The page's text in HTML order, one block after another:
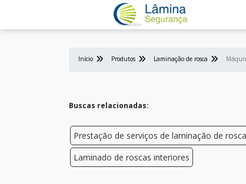
Início Produtos Laminação de rosca
Buscas relacionadas:
Prestação de serviços de laminação de rosca
Laminado de roscas interiores